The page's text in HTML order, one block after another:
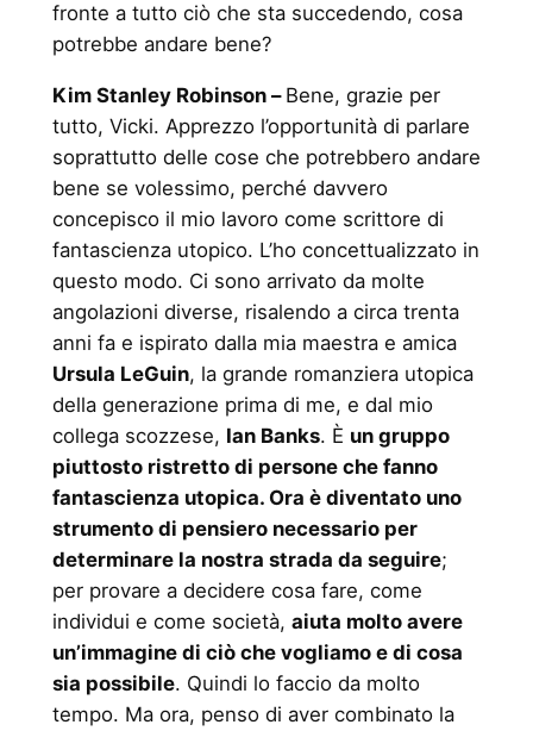
fronte a tutto ciò che sta succedendo, cosa
potrebbe andare bene?
Kim Stanley Robinson – Bene, grazie per
tutto, Vicki. Apprezzo l’opportunità di parlare
soprattutto delle cose che potrebbero andare
bene se volessimo, perché davvero
concepisco il mio lavoro come scrittore di
fantascienza utopico. L’ho concettualizzato in
questo modo. Ci sono arrivato da molte
angolazioni diverse, risalendo a circa trenta
anni fa e ispirato dalla mia maestra e amica
Ursula LeGuin, la grande romanziera utopica
della generazione prima di me, e dal mio
collega scozzese, Ian Banks. È un gruppo
piuttosto ristretto di persone che fanno
fantascienza utopica. Ora è diventato uno
strumento di pensiero necessario per
determinare la nostra strada da seguire;
per provare a decidere cosa fare, come
individui e come società, aiuta molto avere
un’immagine di ciò che vogliamo e di cosa
sia possibile. Quindi lo faccio da molto
tempo. Ma ora, penso di aver combinato la